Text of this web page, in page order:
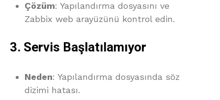
Çözüm: Yapılandırma dosyasını ve
Zabbix web arayüzünü kontrol edin.
3. Servis Başlatılamıyor
Neden: Yapılandırma dosyasında söz
dizimi hatası.